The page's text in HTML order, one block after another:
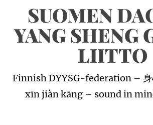
SUOMEN
YANG SHENG
LIITTO
Finnish DYYSG-federation –
xīn jiàn kāng – sound in